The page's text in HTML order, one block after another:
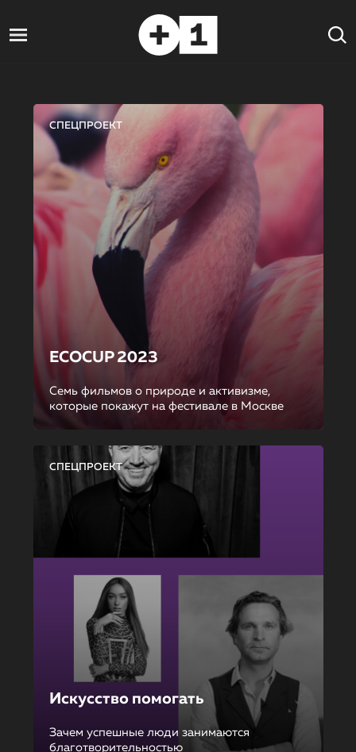
СПЕЦПРОЕКТ
ECOCUP 2023
Семь фильмов о природе и активизме,
которые покажут на фестивале в Москве
СПЕЦПРОЕКТ
Искусство помогать
Зачем успешные люди занимаются
благотворительностью